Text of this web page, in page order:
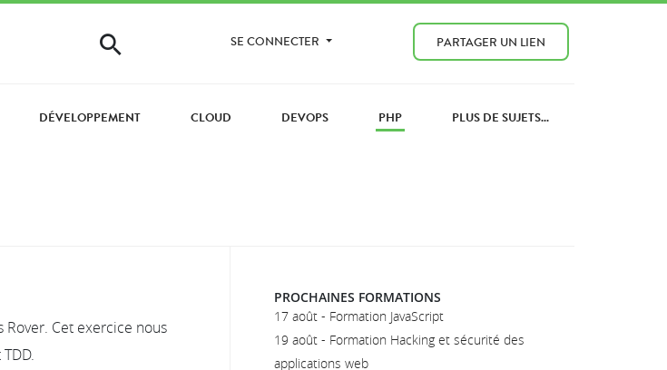
SE CONNECTER PARTAGER UN LIEN
DÉVELOPPEMENT CLOUD DEVOPS PHP PLUS DE SUJETS...
Rover. Cet exercice nous
PROCHAINES FORMATIONS
17 août - Formation JavaScript
19 août - Formation Hacking et sécurité des
applications web